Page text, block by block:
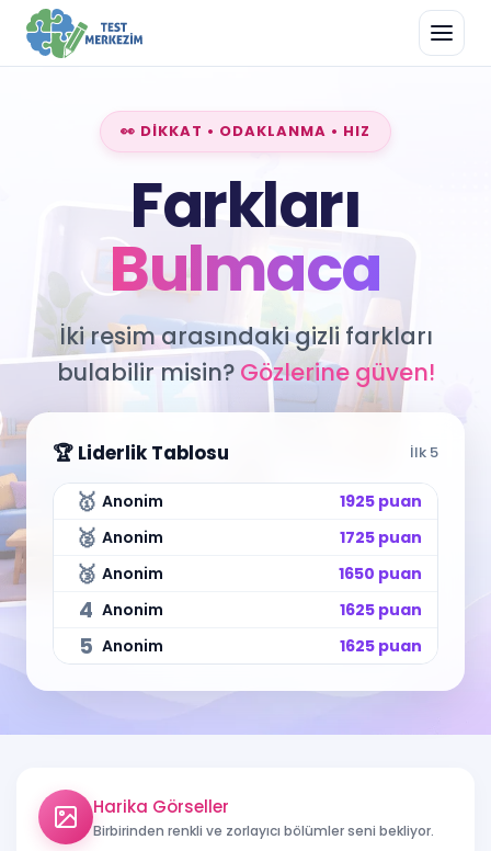
👀 DİKKAT • ODAKLANMA • HIZ
Farkları
Bulmaca
İki resim arasındaki gizli farkları
bulabilir misin? Gözlerine güven!
🏆 Liderlik Tablosu İlk 5
🥇 Anonim 1925 puan
🥈 Anonim 1725 puan
🥉 Anonim 1650 puan
4 Anonim 1625 puan
5 Anonim 1625 puan
Harika Görseller
Birbirinden renkli ve zorlayıcı bölümler seni bekliyor.